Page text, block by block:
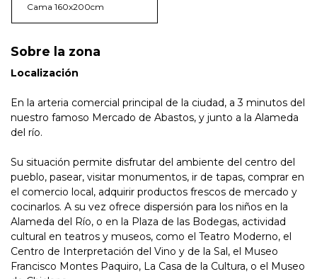
Cama 160x200cm
Sobre la zona
Localización
En la arteria comercial principal de la ciudad, a 3 minutos del
nuestro famoso Mercado de Abastos, y junto a la Alameda
del río.
Su situación permite disfrutar del ambiente del centro del
pueblo, pasear, visitar monumentos, ir de tapas, comprar en
el comercio local, adquirir productos frescos de mercado y
cocinarlos. A su vez ofrece dispersión para los niños en la
Alameda del Río, o en la Plaza de las Bodegas, actividad
cultural en teatros y museos, como el Teatro Moderno, el
Centro de Interpretación del Vino y de la Sal, el Museo
Francisco Montes Paquiro, La Casa de la Cultura, o el Museo